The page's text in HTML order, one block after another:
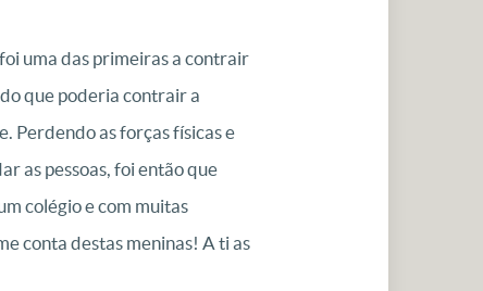
uma das primeiras a contrair
que poderia contrair a
Perdendo as forças físicas e
as pessoas, foi então que
colégio e com muitas
conta destas meninas! A ti as